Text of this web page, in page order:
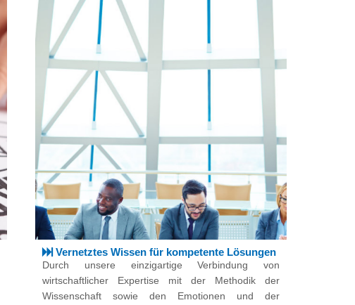
Vernetztes Wissen für kompetente Lösungen
Durch unsere einzigartige Verbindung von
wirtschaftlicher Expertise mit der Methodik der
Wissenschaft sowie den Emotionen und der